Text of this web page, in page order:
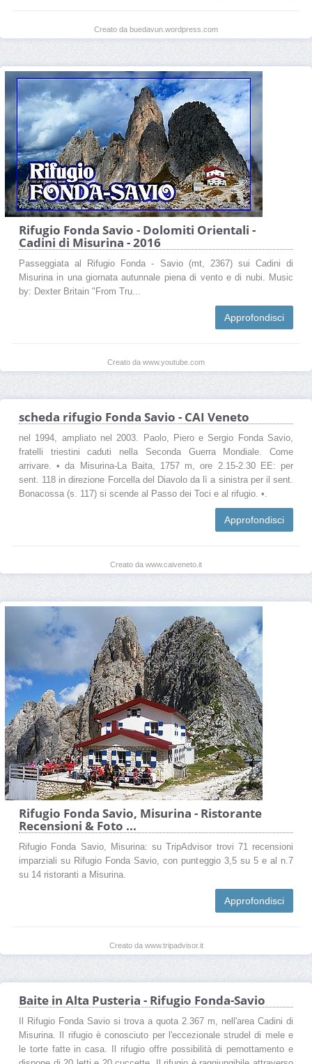
Creato da buedavun.wordpress.com
Rifugio Fonda Savio - Dolomiti Orientali -
Cadini di Misurina - 2016
Passeggiata al Rifugio Fonda - Savio (mt, 2367) sui Cadini di
Misurina in una giornata autunnale piena di vento e di nubi. Music
by: Dexter Britain "From Tru...
Approfondisci
Creato da www.youtube.com
scheda rifugio Fonda Savio - CAI Veneto
nel 1994, ampliato nel 2003. Paolo, Piero e Sergio Fonda Savio,
fratelli triestini caduti nella Seconda Guerra Mondiale. Come
arrivare. • da Misurina-La Baita, 1757 m, ore 2.15-2.30 EE: per
sent. 118 in direzione Forcella del Diavolo da lì a sinistra per il sent.
Bonacossa (s. 117) si scende al Passo dei Toci e al rifugio. •.
Approfondisci
Creato da www.caiveneto.it
Rifugio Fonda Savio, Misurina - Ristorante
Recensioni & Foto ...
Rifugio Fonda Savio, Misurina: su TripAdvisor trovi 71 recensioni
imparziali su Rifugio Fonda Savio, con punteggio 3,5 su 5 e al n.7
su 14 ristoranti a Misurina.
Approfondisci
Creato da www.tripadvisor.it
Baite in Alta Pusteria - Rifugio Fonda-Savio
Il Rifugio Fonda Savio si trova a quota 2.367 m, nell'area Cadini di
Misurina. Il rifugio è conosciuto per l'eccezionale strudel di mele e
le torte fatte in casa. Il rifugio offre possibilità di pernottamento e